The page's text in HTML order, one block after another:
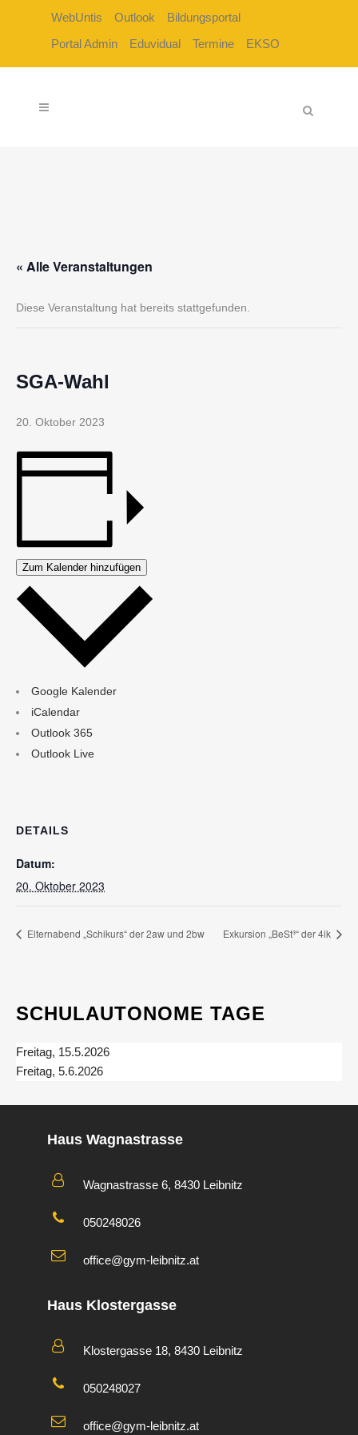
WebUntis Outlook
Bildungsportal
Portal Admin
Eduvidual Termine EKSO
« Alle Veranstaltungen
Diese Veranstaltung hat bereits stattgefunden.
SGA-Wahl
20. Oktober 2023
Zum Kalender hinzufügen
Google Kalender
iCalendar
Outlook 365
Outlook Live
DETAILS
Datum:
20. Oktober 2023
Elternabend „Schikurs“ der 2aw und 2bw Exkursion „BeSt³“ der 4ik
SCHULAUTONOME TAGE
Freitag, 15.5.2026
Freitag, 5.6.2026
Haus Wagnastrasse
Wagnastrasse 6, 8430 Leibnitz
050248026
office@gym-leibnitz.at
Haus Klostergasse
Klostergasse 18, 8430 Leibnitz
050248027
office@gym-leibnitz.at